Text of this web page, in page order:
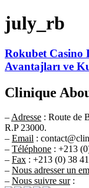
july_rb
Rokubet Casino
Avantajları ve
Clinique
–Adresse : Route de
R.P 23000.
– Email :
– Téléphone : +213
– Fax : +213 (0) 38
– Nous adresser un
– Nous suivre sur: